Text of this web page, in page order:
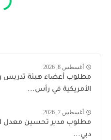
أغسطس 8, 2026
مطلوب أعضاء هيئة تدريس
الأمريكية في رأس...
أغسطس 7, 2026
مطلوب مدير تحسين معدل
دبي...